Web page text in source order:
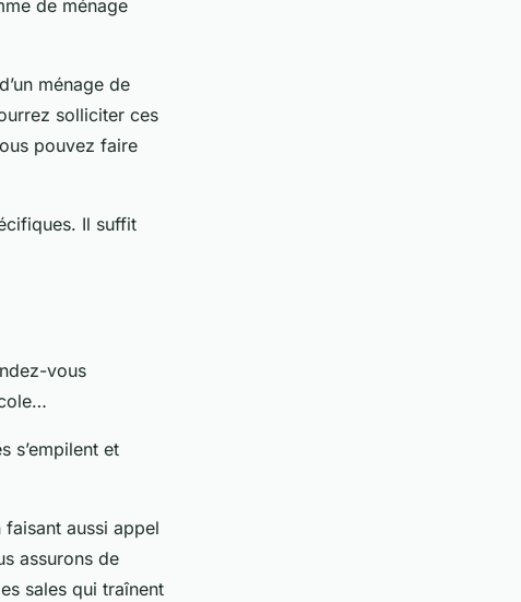
de ménage
ménage de
solliciter ces
pouvez faire
Il suffit
vous
s’empilent et
aussi appel
assurons de
sales qui traînent